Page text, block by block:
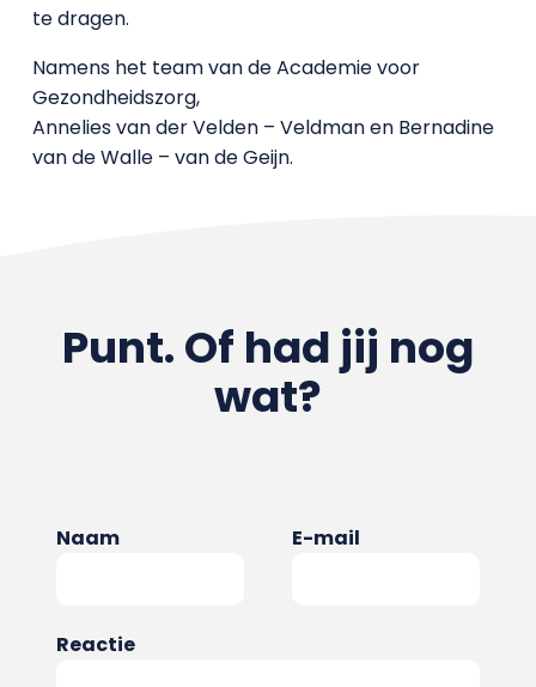
te dragen.
Namens het team van de Academie voor
Gezondheidszorg,
Annelies van der Velden – Veldman en Bernadine
van de Walle – van de Geijn.
Punt. Of had jij nog
wat?
Naam E-mail
Reactie